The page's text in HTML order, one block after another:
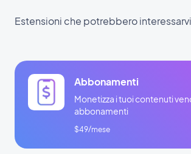
Estensioni che potrebbero interessarvi
Abbonamenti
Monetizza i tuoi contenuti
abbonamenti
$49/mese